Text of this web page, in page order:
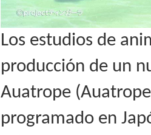
Los estudios de
producción de un
Auatrope
programado en